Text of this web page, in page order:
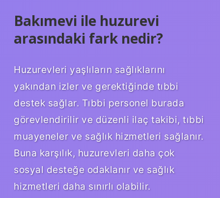
Bakımevi ile huzurevi
arasındaki fark nedir?
Huzurevleri yaşlıların sağlıklarını
yakından izler ve gerektiğinde tıbbi
destek sağlar. Tıbbi personel burada
görevlendirilir ve düzenli ilaç takibi, tıbbi
muayeneler ve sağlık hizmetleri sağlanır.
Buna karşılık, huzurevleri daha çok
sosyal desteğe odaklanır ve sağlık
hizmetleri daha sınırlı olabilir.